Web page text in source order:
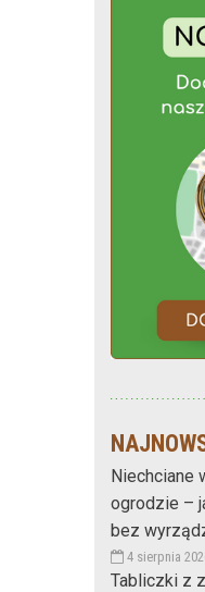
Niechciane
ogrodzie –
bez
4 sierpnia
Tabliczki z